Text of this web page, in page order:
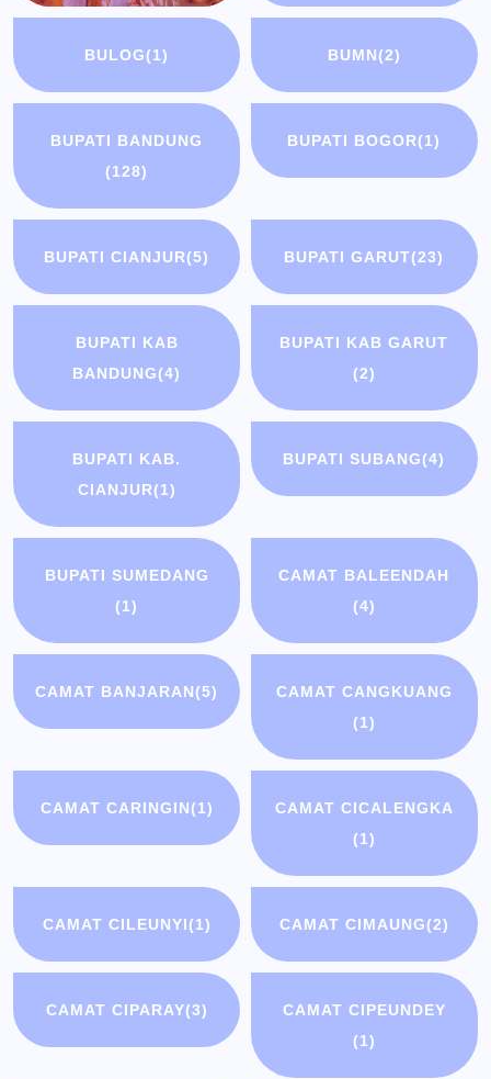
BULOG(1) BUMN(2)
BUPATI BANDUNG
(128)
BUPATI BOGOR(1)
BUPATI CIANJUR(5) BUPATI GARUT(23)
BUPATI KAB
BANDUNG(4)
BUPATI KAB GARUT
(2)
BUPATI KAB.
CIANJUR(1)
BUPATI SUBANG(4)
BUPATI SUMEDANG
(1)
CAMAT BALEENDAH
(4)
CAMAT BANJARAN(5)
CAMAT CANGKUANG
(1)
CAMAT CARINGIN(1)
CAMAT CICALENGKA
(1)
CAMAT CILEUNYI(1) CAMAT CIMAUNG(2)
CAMAT CIPARAY(3)
CAMAT CIPEUNDEY
(1)